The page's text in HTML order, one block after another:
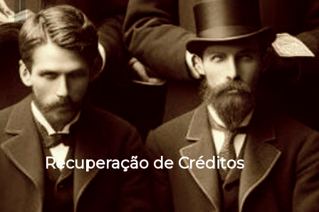
Recuperação de Créditos